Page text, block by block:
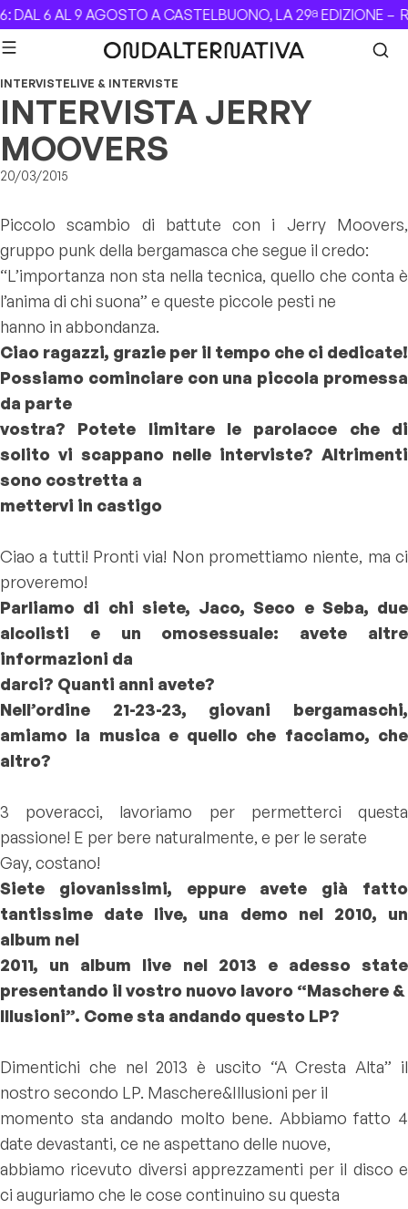
Skip to content
6 AL 9 AGOSTO A CASTELBUONO, LA 29ª EDIZIONE –
INTERVISTELIVE & INTERVISTE
INTERVISTA JERRY
MOOVERS
20/03/2015
Piccolo scambio di battute con i Jerry Moovers,
gruppo punk della bergamasca che segue il credo:
“L’importanza non sta nella tecnica, quello che conta è
l’anima di chi suona” e queste piccole pesti ne
hanno in abbondanza.
Ciao ragazzi, grazie per il tempo che ci dedicate!
Possiamo cominciare con una piccola promessa
da parte
vostra? Potete limitare le parolacce che di
solito vi scappano nelle interviste? Altrimenti
sono costretta a
mettervi in castigo
Ciao a tutti! Pronti via! Non promettiamo niente, ma ci
proveremo!
Parliamo di chi siete, Jaco, Seco e Seba, due
alcolisti e un omosessuale: avete altre
informazioni da
darci? Quanti anni avete?
Nell’ordine 21-23-23, giovani bergamaschi,
amiamo la musica e quello che facciamo, che
altro?
3 poveracci, lavoriamo per permetterci questa
passione! E per bere naturalmente, e per le serate
Gay, costano!
Siete giovanissimi, eppure avete già fatto
tantissime date live, una demo nel 2010, un
album nel
2011, un album live nel 2013 e adesso state
presentando il vostro nuovo lavoro “Maschere &
Illusioni”. Come sta andando questo LP?
Dimentichi che nel 2013 è uscito “A Cresta Alta” il
nostro secondo LP. Maschere&Illusioni per il
momento sta andando molto bene. Abbiamo fatto 4
date devastanti, ce ne aspettano delle nuove,
abbiamo ricevuto diversi apprezzamenti per il disco e
ci auguriamo che le cose continuino su questa